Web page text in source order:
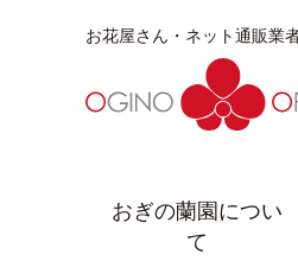
お花屋さん・ネット通販業
おぎの蘭園につい
て